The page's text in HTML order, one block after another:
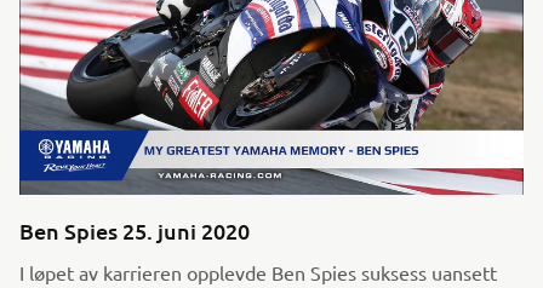
Ben Spies 25. juni 2020
I løpet av karrieren opplevde Ben Spies suksess uansett